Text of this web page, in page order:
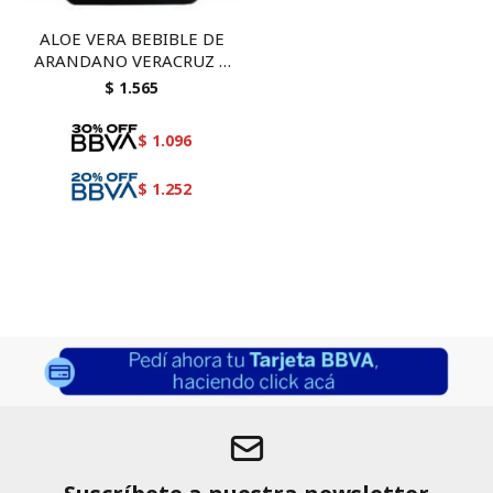
ALOE VERA BEBIBLE DE
ARANDANO VERACRUZ 1
LT
$ 1.565
$ 1.096
$ 1.252